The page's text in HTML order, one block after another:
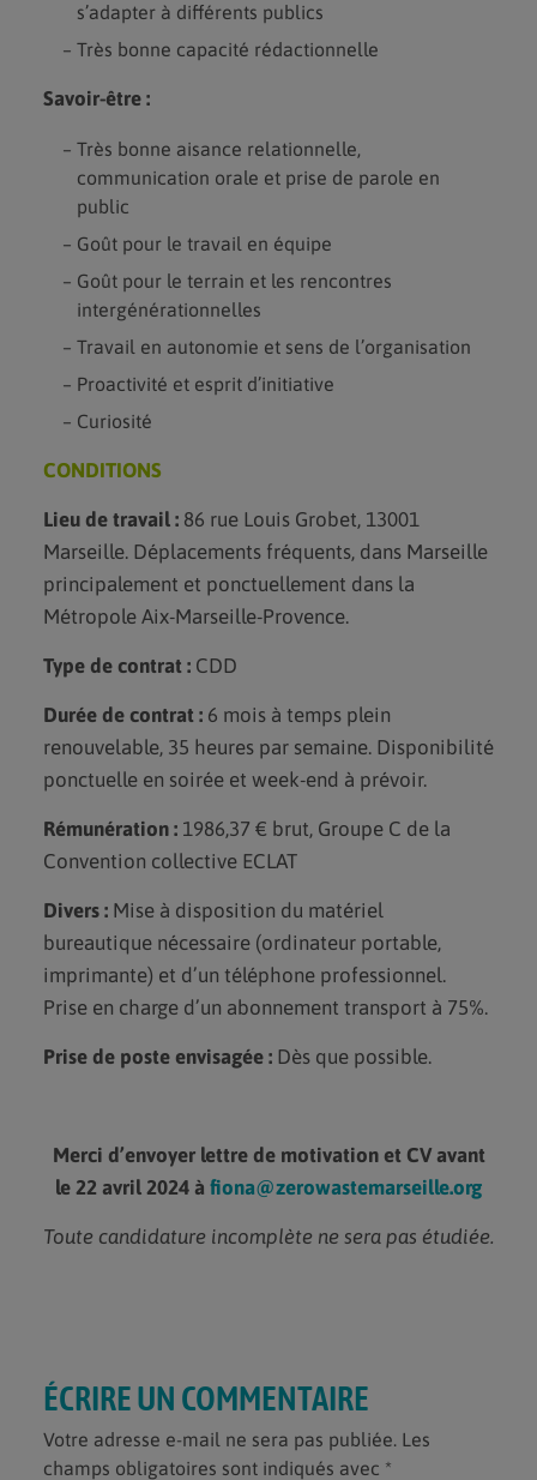
s’adapter à différents publics
Très bonne capacité rédactionnelle
Savoir-être :
Très bonne aisance relationnelle,
communication orale et prise de parole en
public
Goût pour le travail en équipe
Goût pour le terrain et les rencontres
intergénérationnelles
Travail en autonomie et sens de l’organisation
Proactivité et esprit d’initiative
Curiosité
CONDITIONS
Lieu de travail :86 rue Louis Grobet, 13001
Marseille. Déplacements fréquents, dans Marseille
principalement et ponctuellement dans la
Métropole Aix-Marseille-Provence.
Type de contrat :CDD
Durée de contrat :6 mois à temps plein
renouvelable, 35 heures par semaine. Disponibilité
ponctuelle en soirée et week-end à prévoir.
Rémunération :1986,37 € brut, Groupe C de la
Convention collective ECLAT
Divers :Mise à disposition du matériel
bureautique nécessaire (ordinateur portable,
imprimante) et d’un téléphone professionnel.
Prise en charge d’un abonnement transport à 75%.
Prise de poste envisagée :Dès que possible.
Merci d’envoyer lettre de motivation et CV avant
le 22 avril 2024 à fiona@zerowastemarseille.org
Toute candidature incomplète ne sera pas étudiée.
ÉCRIRE UN COMMENTAIRE
Votre adresse e-mail ne sera pas publiée. Les
champs obligatoires sont indiqués avec *